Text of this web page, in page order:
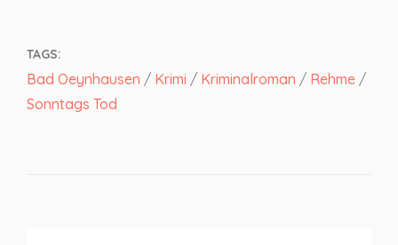
TAGS:
Bad Oeynhausen / Krimi / Kriminalroman / Rehme /
Sonntags Tod